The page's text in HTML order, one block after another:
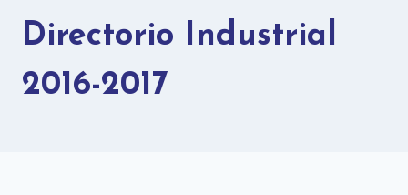
Directorio Industrial
2016-2017